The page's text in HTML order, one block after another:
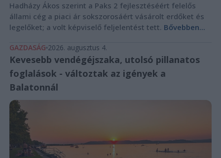
Hadházy Ákos szerint a Paks 2 fejlesztéséért felelős
állami cég a piaci ár sokszorosáért vásárolt erdőket és
legelőket; a volt képviselő feljelentést tett. Bővebben...
GAZDASÁG 2026. augusztus 4.
Kevesebb vendégéjszaka, utolsó pillanatos
foglalások - változtak az igények a
Balatonnál